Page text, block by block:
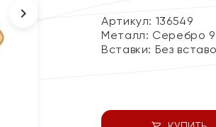
Артикул: 136549
Металл: Серебро
Вставки: Без